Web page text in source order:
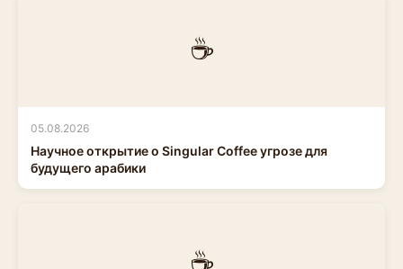
☕
05.08.2026
Научное открытие о Singular Coffee угрозе для
будущего арабики
☕